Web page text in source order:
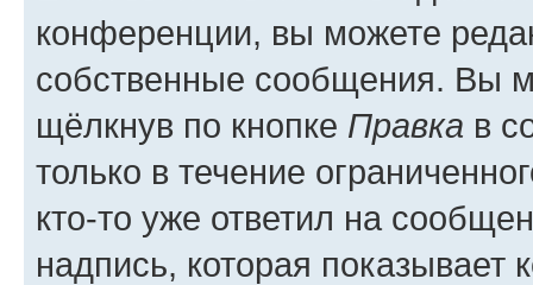
конференции, вы можете
собственные сообщения. Вы
щёлкнув по кнопке Правка в
только в течение
кто-то уже ответил на
надпись, которая показывает